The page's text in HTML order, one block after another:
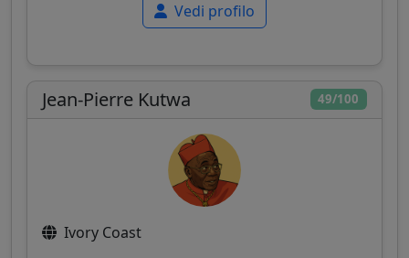
Vedi profilo
49/100
Jean-Pierre Kutwa
Ivory Coast